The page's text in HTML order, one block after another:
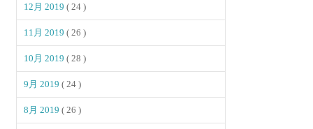
12月 2019( 24 )
11月 2019( 26 )
10月 2019( 28 )
9月 2019( 24 )
8月 2019( 26 )